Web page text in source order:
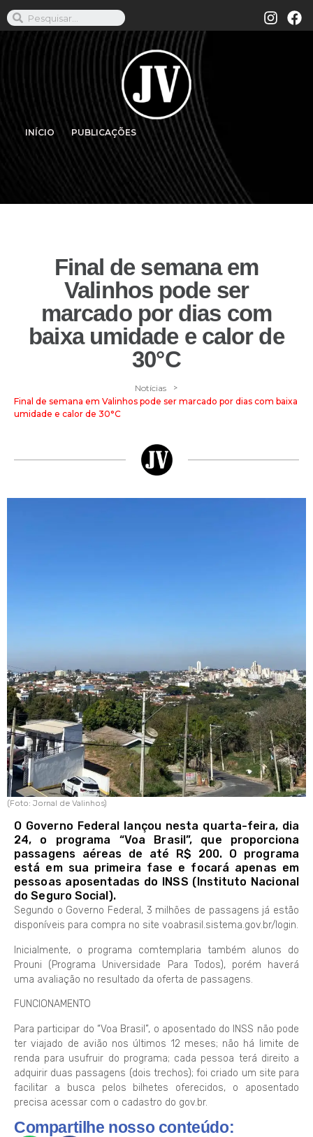
INÍCIO PUBLICAÇÕES
Final de semana em
Valinhos pode ser
marcado por dias com
baixa umidade e calor de
30°C
Notícias >
Final de semana em Valinhos pode ser marcado por dias com baixa
umidade e calor de 30°C
(Foto: Jornal de Valinhos)
O Governo Federal lançou nesta quarta-feira, dia
24, o programa “Voa Brasil”, que proporciona
passagens aéreas de até R$ 200. O programa
está em sua primeira fase e focará apenas em
pessoas aposentadas do INSS (Instituto Nacional
do Seguro Social).
Segundo o Governo Federal, 3 milhões de passagens já estão
disponíveis para compra no site voabrasil.sistema.gov.br/login.
Inicialmente, o programa comtemplaria também alunos do
Prouni (Programa Universidade Para Todos), porém haverá
uma avaliação no resultado da oferta de passagens.
FUNCIONAMENTO
Para participar do “Voa Brasil”, o aposentado do INSS não pode
ter viajado de avião nos últimos 12 meses; não há limite de
renda para usufruir do programa; cada pessoa terá direito a
adquirir duas passagens (dois trechos); foi criado um site para
facilitar a busca pelos bilhetes oferecidos, o aposentado
precisa acessar com o cadastro do gov.br.
Compartilhe nosso conteúdo: